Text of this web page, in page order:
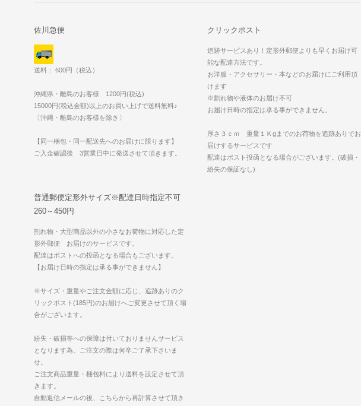
佐川急便
送料： 600円（税込）
沖縄県・離島のお客様 1200円(税込)
15000円(税込金額)以上のお買い上げで送料無料♪
〔沖縄・離島のお客様を除き〕
【同一梱包・同一配送先へのお届けに限ります】
ご入金確認後 3営業日中に発送させて頂きます。
クリックポスト
追跡サービスあり！定形外郵便よりも早くお届け可
能な配達方法です。
お洋服・アクセサリー・本などのお届けにご利用頂
けます
※割れ物や液体のお届け不可
お届け日時の指定は承る事ができません。
厚さ３ｃｍ 重量１Ｋgまでのお荷物を追跡ありでお
届けするサービスです
配達はポスト投函となる場合がございます。(破損・
紛失の保証なし)
普通郵便定形外サイズ※配達日時指定不可
260～450円
割れ物・大型商品以外の小さなお荷物に対応した定
形外郵便 お届けのサービスです。
配達はポストへの投函となる場合もございます。
【お届け日時の指定は承る事ができません】
※サイズ・重量やご注文金額に応じ、追跡ありのク
リックポスト(185円)のお届けへご変更させて頂く場
合がございます。
紛失・破損等への保障は付いておりませんサービス
となります為、ご注文の際は何卒ご了承下さいま
せ。
ご注文商品重量・梱包料により送料を設定させて頂
きます。
自動返信メールの後、こちらから再計算させて頂き